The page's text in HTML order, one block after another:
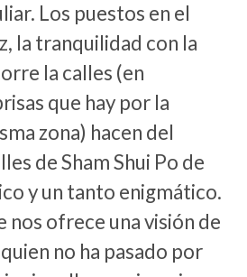
Los puestos en el
la tranquilidad con la
la calles (en
que hay por la
zona) hacen del
de Sham Shui Po de
y un tanto enigmático.
nos ofrece una visión de
no ha pasado por